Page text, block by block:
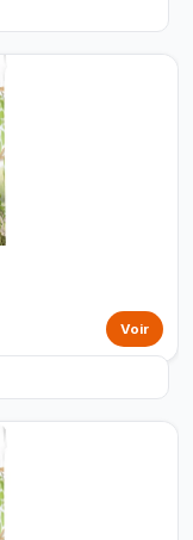
Voir